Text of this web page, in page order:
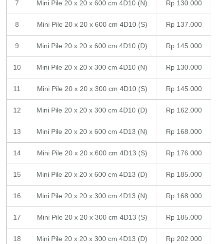
7 Mini Pile 20 x 20 x 600 cm 4D10 (N) Rp 130.000
8 Mini Pile 20 x 20 x 600 cm 4D10 (S) Rp 137.000
9 Mini Pile 20 x 20 x 600 cm 4D10 (D) Rp 145.000
10 Mini Pile 20 x 20 x 300 cm 4D10 (N) Rp 130.000
11 Mini Pile 20 x 20 x 300 cm 4D10 (S) Rp 145.000
12 Mini Pile 20 x 20 x 300 cm 4D10 (D) Rp 162.000
13 Mini Pile 20 x 20 x 600 cm 4D13 (N) Rp 168.000
14 Mini Pile 20 x 20 x 600 cm 4D13 (S) Rp 176.000
15 Mini Pile 20 x 20 x 600 cm 4D13 (D) Rp 185.000
16 Mini Pile 20 x 20 x 300 cm 4D13 (N) Rp 168.000
17 Mini Pile 20 x 20 x 300 cm 4D13 (S) Rp 185.000
18 Mini Pile 20 x 20 x 300 cm 4D13 (D) Rp 202.000